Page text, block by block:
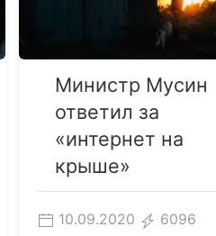
Министр Мусин
ответил за
«интернет на
крыше»
10.09.2020 6096